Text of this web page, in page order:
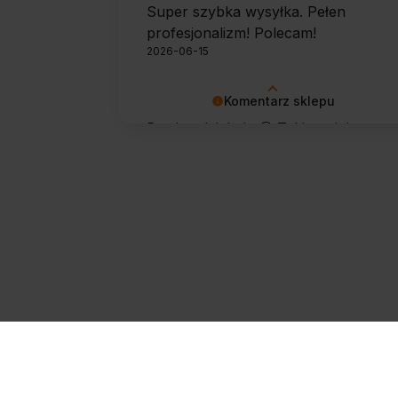
Komentarz sklepu
Bardzo dziękuję 🙂 Takie opinie
Super szybka wysyłka. Pełen
profesjonalizm! Polecam!
2026-06-15